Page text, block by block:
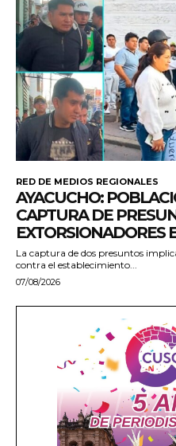
RED DE MEDIOS REGIONALES
AYACUCHO:
CAPTURA DE
EXTORSIONADORES
La captura de dos presuntos
contra el establecimiento...
07/08/2026